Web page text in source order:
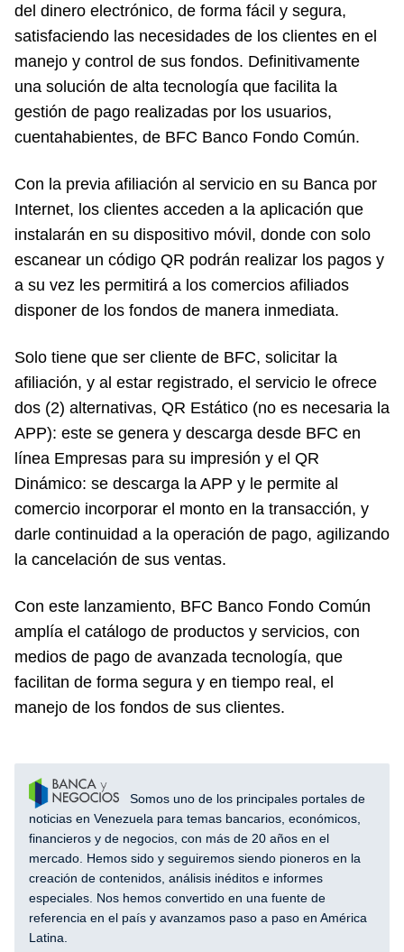
del dinero electrónico, de forma fácil y segura,
satisfaciendo las necesidades de los clientes en el
manejo y control de sus fondos. Definitivamente
una solución de alta tecnología que facilita la
gestión de pago realizadas por los usuarios,
cuentahabientes, de BFC Banco Fondo Común.
Con la previa afiliación al servicio en su Banca por
Internet, los clientes acceden a la aplicación que
instalarán en su dispositivo móvil, donde con solo
escanear un código QR podrán realizar los pagos y
a su vez les permitirá a los comercios afiliados
disponer de los fondos de manera inmediata.
Solo tiene que ser cliente de BFC, solicitar la
afiliación, y al estar registrado, el servicio le ofrece
dos (2) alternativas, QR Estático (no es necesaria la
APP): este se genera y descarga desde BFC en
línea Empresas para su impresión y el QR
Dinámico: se descarga la APP y le permite al
comercio incorporar el monto en la transacción, y
darle continuidad a la operación de pago, agilizando
la cancelación de sus ventas.
Con este lanzamiento, BFC Banco Fondo Común
amplía el catálogo de productos y servicios, con
medios de pago de avanzada tecnología, que
facilitan de forma segura y en tiempo real, el
manejo de los fondos de sus clientes.
Somos uno de los principales portales de
noticias en Venezuela para temas bancarios, económicos,
financieros y de negocios, con más de 20 años en el
mercado. Hemos sido y seguiremos siendo pioneros en la
creación de contenidos, análisis inéditos e informes
especiales. Nos hemos convertido en una fuente de
referencia en el país y avanzamos paso a paso en América
Latina.